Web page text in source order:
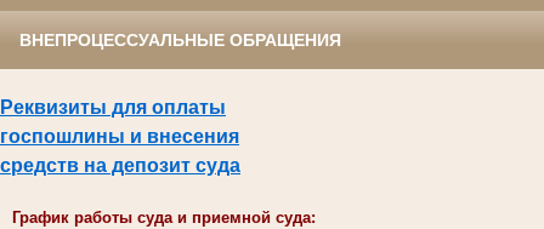
ВНЕПРОЦЕССУАЛЬНЫЕ ОБРАЩЕНИЯ
Реквизиты для оплаты
госпошлины и внесения
средств на депозит суда
График работы суда и приемной суда: